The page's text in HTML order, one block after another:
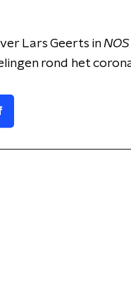
Lars Geerts in
rond het